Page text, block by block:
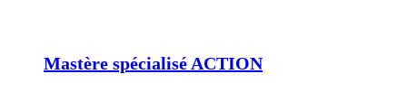
Mastère spécialisé ACTION